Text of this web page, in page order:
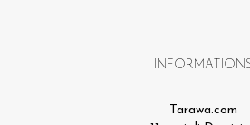
Tarawa.com